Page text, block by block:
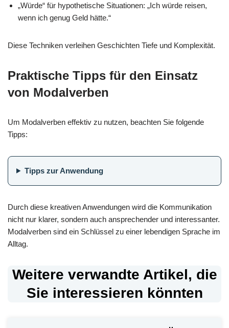
„Würde“ für hypothetische Situationen: „Ich würde reisen,
wenn ich genug Geld hätte.“
Diese Techniken verleihen Geschichten Tiefe und Komplexität.
Praktische Tipps für den Einsatz
von Modalverben
Um Modalverben effektiv zu nutzen, beachten Sie folgende
Tipps:
Tipps zur Anwendung
Durch diese kreativen Anwendungen wird die Kommunikation
nicht nur klarer, sondern auch ansprechender und interessanter.
Modalverben sind ein Schlüssel zu einer lebendigen Sprache im
Alltag.
Weitere verwandte Artikel, die
Sie interessieren könnten